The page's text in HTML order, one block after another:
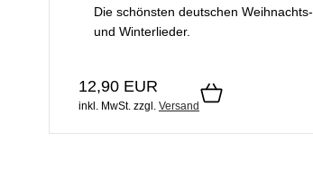
Die schönsten deutschen Weihnachts-
und Winterlieder.
12,90 EUR
inkl. MwSt. zzgl. Versand